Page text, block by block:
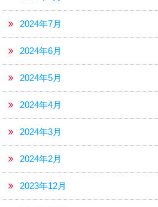
2024年7月
2024年6月
2024年5月
2024年4月
2024年3月
2024年2月
2023年12月